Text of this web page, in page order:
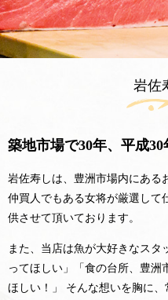
岩佐
築地市場で30年、平成
岩佐寿しは、豊洲市場内にある
仲買人でもある女将が厳選して
供させて頂いております。
また、当店は魚が大好きなスタ
ってほしい」「食の台所、豊洲
ほしい！」
そんな想いを胸に